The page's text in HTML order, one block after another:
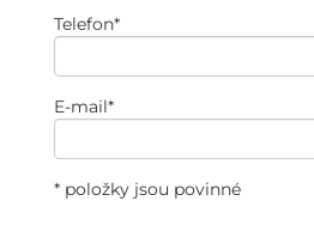
Telefon*
E-mail*
* položky jsou povinné